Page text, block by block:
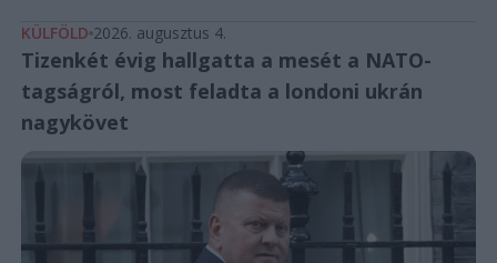
KÜLFÖLD 2026. augusztus 4.
Tizenkét évig hallgatta a mesét a NATO-
tagságról, most feladta a londoni ukrán
nagykövet